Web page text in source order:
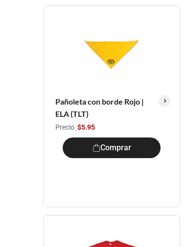
Pañoleta con borde Rojo |
ELA (TLT)
Precio:$5.95
Comprar